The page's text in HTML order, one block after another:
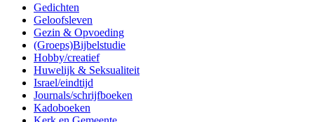
Gedichten
Geloofsleven
Gezin & Opvoeding
(Groeps)Bijbelstudie
Hobby/creatief
Huwelijk & Seksualiteit
Israel/eindtijd
Journals/schrijfboeken
Kadoboeken